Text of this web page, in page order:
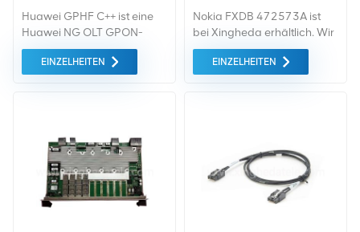
Huawei GPHF C++ ist eine
Huawei NG OLT GPON-
Schnittstellenkarte mit 16
Ports das den Zugriff auf
ermöglicht.
EINZELHEITEN
Nokia FXDB 472573A ist
bei Xingheda erhältlich. Wir
sind ein professioneller
Lieferant von gebrauchten
Kommunikationsgeräten.
EINZELHEITEN